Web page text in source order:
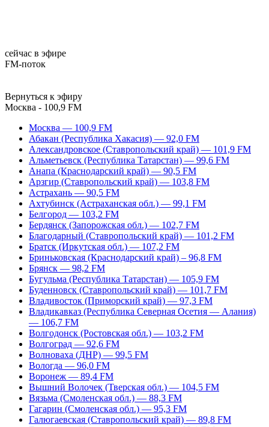
сейчас в эфире
FM-поток
Вернуться к эфиру
Москва - 100,9 FM
Москва — 100,9 FM
Абакан (Республика Хакасия) — 92,0 FM
Александровское (Ставропольский край) — 101,9 FM
Альметьевск (Республика Татарстан) — 99,6 FM
Анапа (Краснодарский край) — 90,5 FM
Арзгир (Ставропольский край) — 103,8 FM
Астрахань — 90,5 FM
Ахтубинск (Астраханская обл.) — 99,1 FM
Белгород — 103,2 FM
Бердянск (Запорожская обл.) — 102,7 FM
Благодарный (Ставропольский край) — 101,2 FM
Братск (Иркутская обл.) — 107,2 FM
Бриньковская (Краснодарский край) – 96,8 FM
Брянск — 98,2 FM
Бугульма (Республика Татарстан) — 105,9 FM
Буденновск (Ставропольский край) — 101,7 FM
Владивосток (Приморский край) — 97,3 FM
Владикавказ (Республика Северная Осетия — Алания)
— 106,7 FM
Волгодонск (Ростовская обл.) — 103,2 FM
Волгоград — 92,6 FM
Волноваха (ДНР) — 99,5 FM
Вологда — 96,0 FM
Воронеж — 89,4 FM
Вышний Волочек (Тверская обл.) — 104,5 FM
Вязьма (Смоленская обл.) — 88,3 FM
Гагарин (Смоленская обл.) — 95,3 FM
Галюгаевская (Ставропольский край) — 89,8 FM